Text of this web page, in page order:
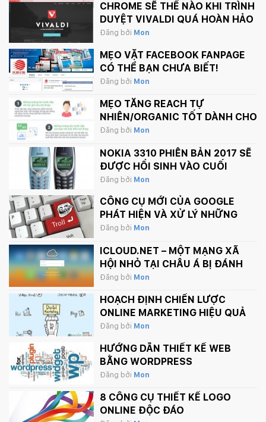
CHROME SẼ THẾ NÀO KHI TRÌNH
DUYỆT VIVALDI QUÁ HOÀN HẢO
Đăng bởi Mon
MẸO VẶT FACEBOOK FANPAGE
CÓ THỂ BẠN CHƯA BIẾT!
Đăng bởi Mon
MẸO TĂNG REACH TỰ
NHIÊN/ORGANIC TỐT DÀNH CHO
FANPAGE CỦA BẠN
Đăng bởi Mon
NOKIA 3310 PHIÊN BẢN 2017 SẼ
ĐƯỢC HỒI SINH VÀO CUỐI
THÁNG 2 NÀY
Đăng bởi Mon
CÔNG CỤ MỚI CỦA GOOGLE
PHÁT HIỆN VÀ XỬ LÝ NHỮNG
BÌNH LUẬN PHẢN CẢM TRÊN
Đăng bởi Mon
ICLOUD.NET – MỘT MẠNG XÃ
HỘI NHỎ TẠI CHÂU Á BỊ ĐÁNH
SẬP BỞI APPLE.
Đăng bởi Mon
HOẠCH ĐỊNH CHIẾN LƯỢC
ONLINE MARKETING HIỆU QUẢ
Đăng bởi Mon
HƯỚNG DẪN THIẾT KẾ WEB
BẰNG WORDPRESS
Đăng bởi Mon
8 CÔNG CỤ THIẾT KẾ LOGO
ONLINE ĐỘC ĐÁO